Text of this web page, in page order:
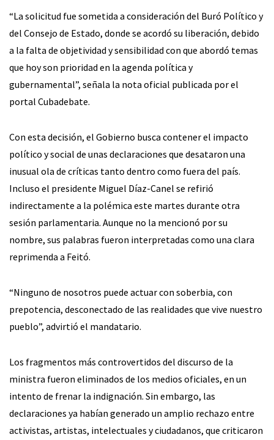
“La solicitud fue sometida a consideración del Buró Político y
del Consejo de Estado, donde se acordó su liberación, debido
a la falta de objetividad y sensibilidad con que abordó temas
que hoy son prioridad en la agenda política y
gubernamental”, señala la nota oficial publicada por el
portal Cubadebate.
Con esta decisión, el Gobierno busca contener el impacto
político y social de unas declaraciones que desataron una
inusual ola de críticas tanto dentro como fuera del país.
Incluso el presidente Miguel Díaz-Canel se refirió
indirectamente a la polémica este martes durante otra
sesión parlamentaria. Aunque no la mencionó por su
nombre, sus palabras fueron interpretadas como una clara
reprimenda a Feitó.
“Ninguno de nosotros puede actuar con soberbia, con
prepotencia, desconectado de las realidades que vive nuestro
pueblo”, advirtió el mandatario.
Los fragmentos más controvertidos del discurso de la
ministra fueron eliminados de los medios oficiales, en un
intento de frenar la indignación. Sin embargo, las
declaraciones ya habían generado un amplio rechazo entre
activistas, artistas, intelectuales y ciudadanos, que criticaron